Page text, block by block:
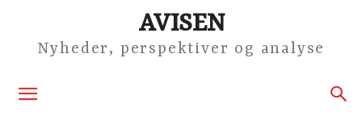
AVISEN
Nyheder, perspektiver og analyse